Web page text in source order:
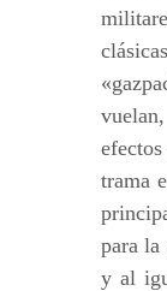
trama
para
y al